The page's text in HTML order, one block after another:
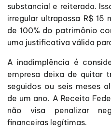
substancial e reiterada.
irregular ultrapassa R$ 15
de 100% do patrimônio
uma justificativa válida
A inadimplência é
empresa deixa de quitar
seguidos ou seis meses
de um ano. A Receita
não visa penalizar
financeiras legítimas.